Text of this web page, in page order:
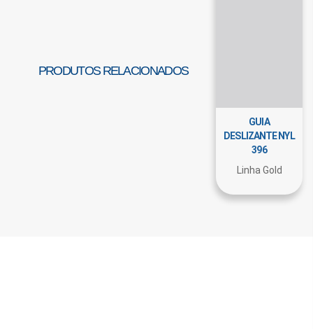
PRODUTOS RELACIONADOS
GUIA
DESLIZANTE NYL
396
Linha Gold